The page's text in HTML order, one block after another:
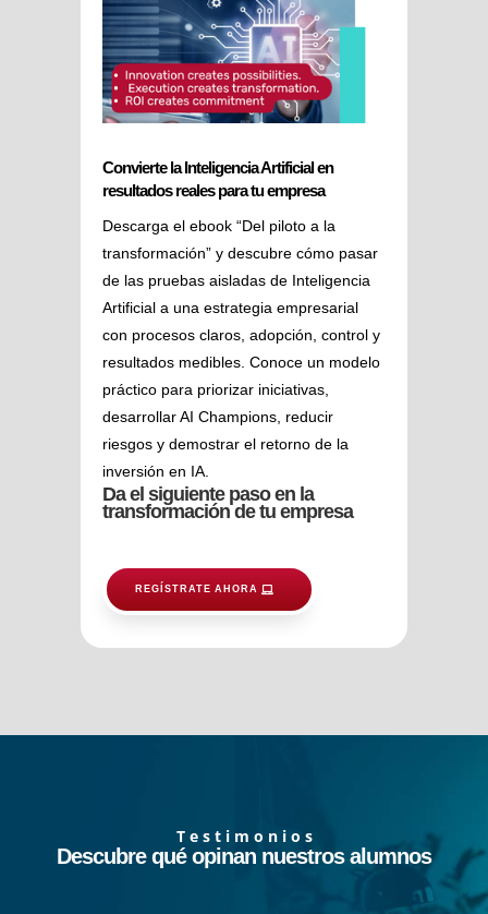
Convierte la Inteligencia Artificial en
resultados reales para tu empresa
Descarga el ebook “Del piloto a la
transformación” y descubre cómo pasar
de las pruebas aisladas de Inteligencia
Artificial a una estrategia empresarial
con procesos claros, adopción, control y
resultados medibles. Conoce un modelo
práctico para priorizar iniciativas,
desarrollar AI Champions, reducir
riesgos y demostrar el retorno de la
inversión en IA.
Da el siguiente paso en la
transformación de tu empresa
REGÍSTRATE AHORA
T e s t i m o n i o s
Descubre qué opinan nuestros alumnos